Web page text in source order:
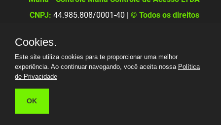
CNPJ: 44.985.808/0001-40 | © Todos os direitos
Cookies.
Este site utiliza cookies para te proporcionar uma melhor
experiência. Ao continuar navegando, você aceita nossa Política
de Privacidade
OK